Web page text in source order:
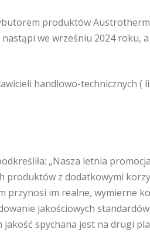
produktów Austrotherm
we wrześniu 2024 roku,
handlowo-technicznych (
„Nasza letnia
produktów z dodatkowymi
przynosi im realne, wymierne
jakościowych
spychana jest na drugi